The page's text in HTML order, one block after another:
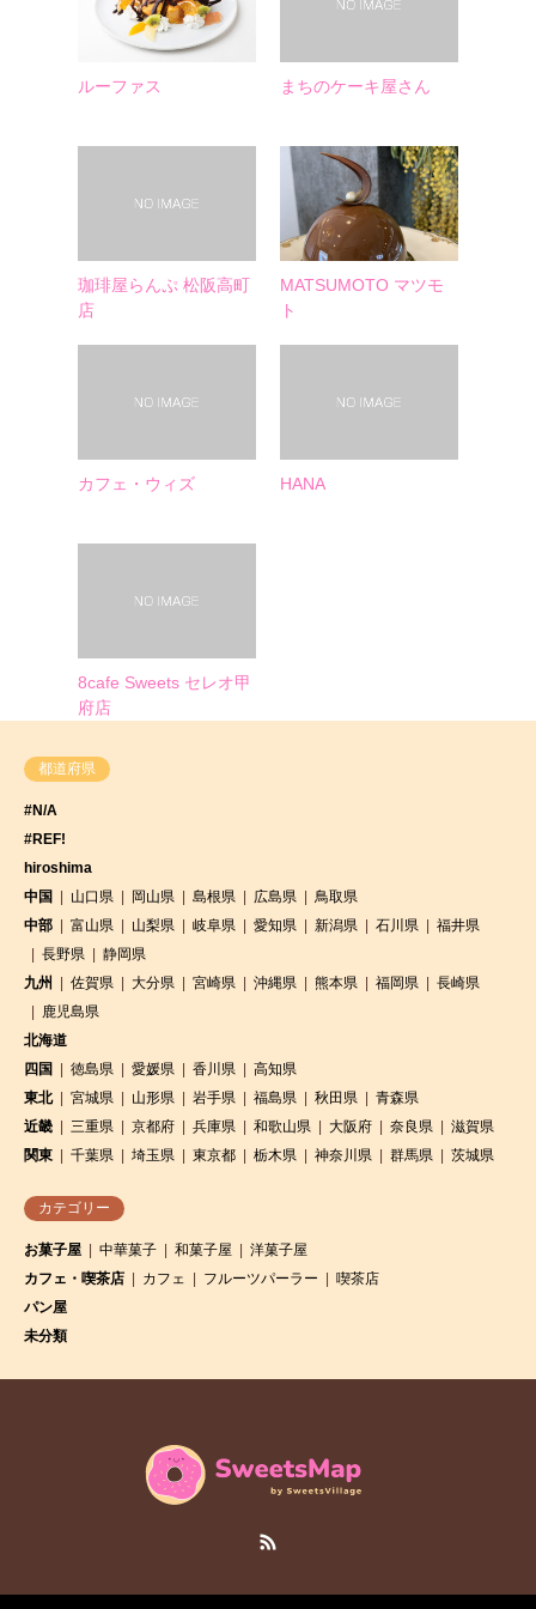
ルーファス まちのケーキ屋さん
珈琲屋らんぷ 松阪高町
店
MATSUMOTO マツモ
ト
カフェ・ウィズ HANA
8cafe Sweets セレオ甲
府店
都道府県
#N/A
#REF!
hiroshima
中国
山口県 岡山県 島根県 広島県
鳥取県
中部
富山県 山梨県 岐阜県 愛知県 新潟県 石川県
福井県
長野県
静岡県
九州
佐賀県 大分県 宮崎県 沖縄県 熊本県 福岡県
長崎県
鹿児島県
北海道
四国
徳島県 愛媛県 香川県
高知県
東北
宮城県 山形県 岩手県 福島県 秋田県
青森県
近畿
三重県 京都府 兵庫県 和歌山県 大阪府 奈良県
滋賀県
関東
千葉県 埼玉県 東京都 栃木県 神奈川県 群馬県 茨城県
カテゴリー
お菓子屋 中華菓子 和菓子屋
洋菓子屋
カフェ・喫茶店
カフェ フルーツパーラー
喫茶店
パン屋
未分類